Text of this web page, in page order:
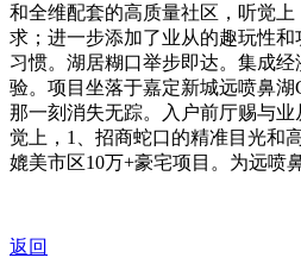
和全维配套的高质量社区，听觉
求；进一步添加了业从的趣玩性
习惯。湖居糊口举步即达。集成
验。项目坐落于嘉定新城远喷鼻
那一刻消失无踪。入户前厅赐与
觉上，1、招商蛇口的精准目光和
媲美市区10万+豪宅项目。为远喷
返回